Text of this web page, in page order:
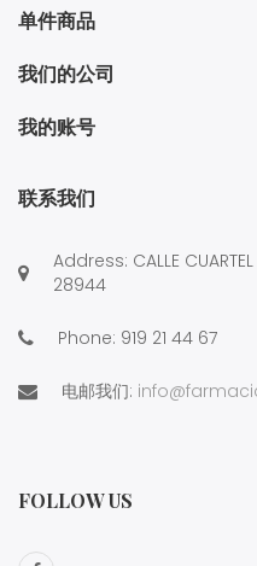
单件商品
我们的公司
我的账号
联系我们
Address: CALLE
28944
Phone: 919 21 44 67
电邮我们:
FOLLOW US